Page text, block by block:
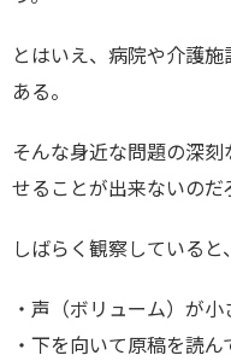
とはいえ、病院や介護
ある。
そんな身近な問題の深
せることが出来ないのだ
しばらく観察していると
・声（ボリューム）が小
・下を向いて原稿を読ん